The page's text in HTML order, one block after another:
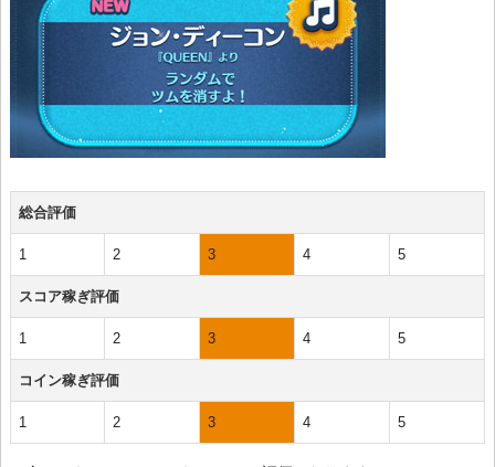
総合評価
1 2 3 4 5
スコア稼ぎ評価
1 2 3 4 5
コイン稼ぎ評価
1 2 3 4 5